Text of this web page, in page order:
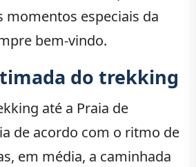
momentos especiais da
bem-vindo.
do trekking
até a Praia de
de acordo com o ritmo de
em média, a caminhada